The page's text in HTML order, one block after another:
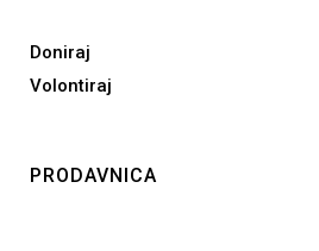
Doniraj
Volontiraj
PRODAVNICA